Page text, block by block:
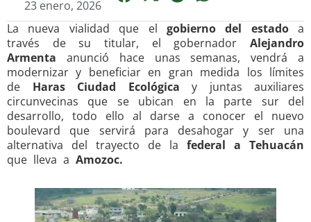
23 enero, 2026
La nueva vialidad que el gobierno del estadoa
través de su titular, el gobernador Alejandro
Armenta anunció hace unas semanas, vendrá a
modernizar y beneficiar en gran medida los límites
de Haras Ciudad Ecológica y juntas auxiliares
circunvecinas que se ubican en la parte sur del
desarrollo, todo ello al darse a conocer el nuevo
boulevard que servirá para desahogar y ser una
alternativa del trayecto de la federal a Tehuacán
que lleva a Amozoc.